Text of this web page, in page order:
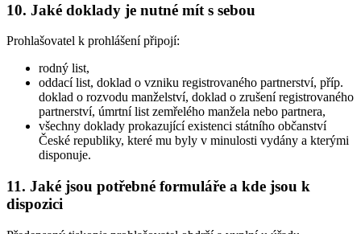
10. Jaké doklady je nutné mít s sebou
Prohlašovatel k prohlášení připojí:
rodný list,
oddací list, doklad o vzniku registrovaného partnerství, příp.
doklad o rozvodu manželství, doklad o zrušení registrovaného
partnerství, úmrtní list zemřelého manžela nebo partnera,
všechny doklady prokazující existenci státního občanství
České republiky, které mu byly v minulosti vydány a kterými
disponuje.
11. Jaké jsou potřebné formuláře a kde jsou k
dispozici